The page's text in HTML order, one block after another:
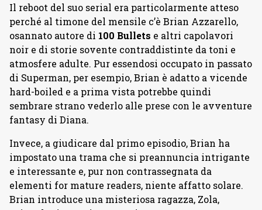
Il reboot del suo serial era particolarmente atteso
perché al timone del mensile c’è Brian Azzarello,
osannato autore di 100 Bullets e altri capolavori
noir e di storie sovente contraddistinte da toni e
atmosfere adulte. Pur essendosi occupato in passato
di Superman, per esempio, Brian è adatto a vicende
hard-boiled e a prima vista potrebbe quindi
sembrare strano vederlo alle prese con le avventure
fantasy di Diana.
Invece, a giudicare dal primo episodio, Brian ha
impostato una trama che si preannuncia intrigante
e interessante e, pur non contrassegnata da
elementi for mature readers, niente affatto solare.
Brian introduce una misteriosa ragazza, Zola,